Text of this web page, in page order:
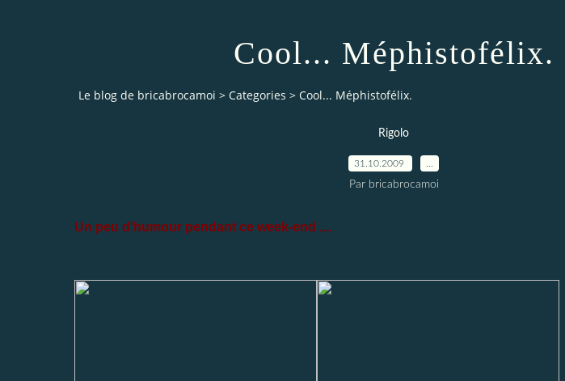
Cool... Méphistofélix.
Le blog de bricabrocamoi > Categories > Cool... Méphistofélix.
Rigolo
31.10.2009
Par bricabrocamoi
Un peu d'humour pendant ce week-end ....